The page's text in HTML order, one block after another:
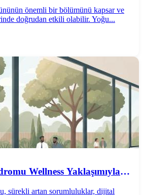
önemli bir bölümünü kapsar ve
doğrudan etkili olabilir. Yoğu...
Wellness Yaklaşımıyla
sürekli artan sorumluluklar, dijital